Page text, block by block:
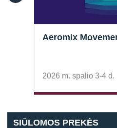
Aeromix
2026 m. spalio 3-4 d.
SIŪLOMOS PREKĖS